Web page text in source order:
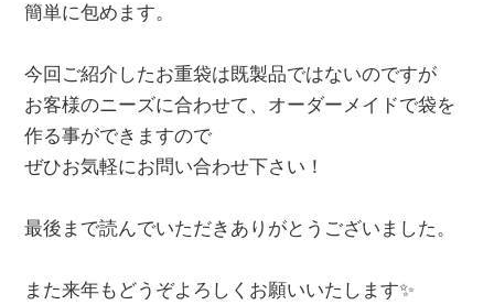
簡単に包めます。
今回ご紹介したお重袋は既製品ではないのですが
お客様のニーズに合わせて、オーダーメイドで袋を
作る事ができますので
ぜひお気軽にお問い合わせ下さい！
最後まで読んでいただきありがとうございました。
また来年もどうぞよろしくお願いいたします✨